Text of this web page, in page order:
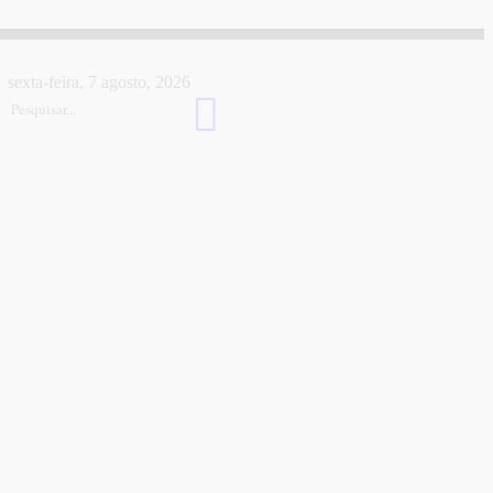
sexta-feira, 7 agosto, 2026